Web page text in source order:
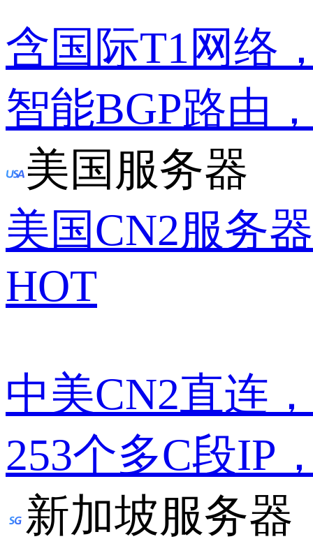
含国际T1网络
智能BGP路由
美国服务器
美国CN2服务器
HOT
中美CN2直连
253个多C段IP
新加坡服务器